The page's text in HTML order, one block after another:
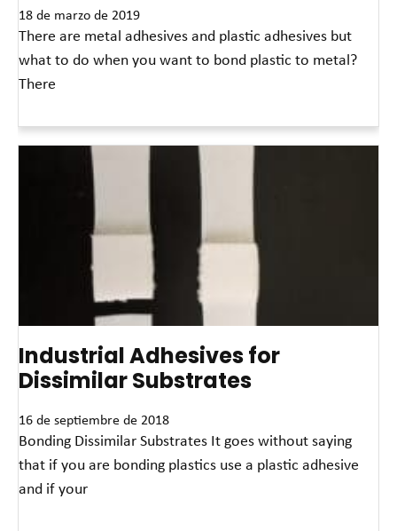
18 de marzo de 2019
There are metal adhesives and plastic adhesives but
what to do when you want to bond plastic to metal?
There
Industrial Adhesives for
Dissimilar Substrates
16 de septiembre de 2018
Bonding Dissimilar Substrates It goes without saying
that if you are bonding plastics use a plastic adhesive
and if your